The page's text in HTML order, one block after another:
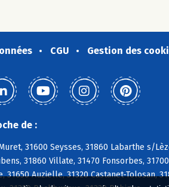
CGU Gestion des
de :
31600 Seysses, 31860 Labarthe s/
31860 Villate, 31470 Fonsorbes,
Auzielle, 31320 Castanet-Tolosan,